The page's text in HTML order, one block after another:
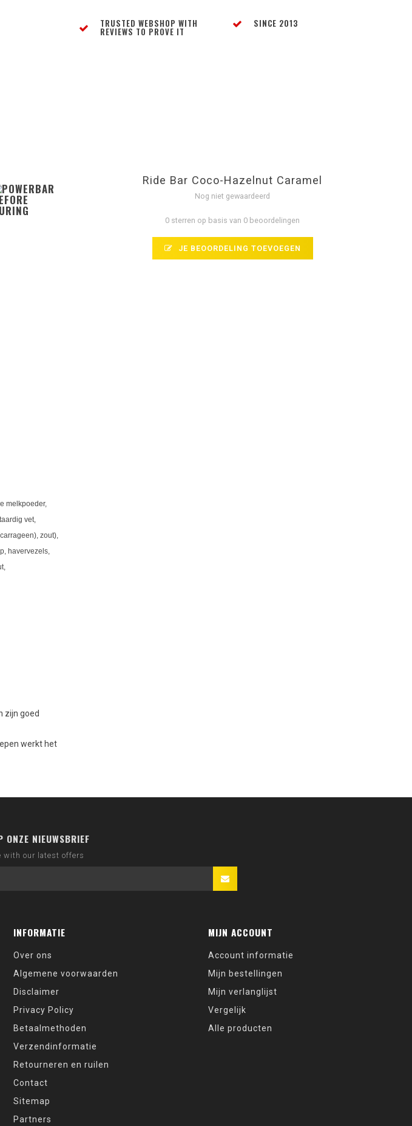
TRUSTED WEBSHOP WITH
REVIEWS TO PROVE IT
SINCE 2013
melkpoeder,
vet,
zout),
havervezels,
zijn goed
werkt het
Ride Bar Coco-Hazelnut Caramel
Nog niet gewaardeerd
0 sterren op basis van 0 beoordelingen
JE BEOORDELING TOEVOEGEN
ONZE NIEUWSBRIEF
with our latest offers
INFORMATIE
Over ons
Algemene voorwaarden
Disclaimer
Privacy Policy
Betaalmethoden
Verzendinformatie
Retourneren en ruilen
Contact
Sitemap
Partners
MIJN ACCOUNT
Account informatie
Mijn bestellingen
Mijn verlanglijst
Vergelijk
Alle producten